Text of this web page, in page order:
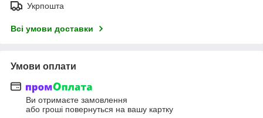
Укрпошта
Всі умови доставки
Умови оплати
Ви отримаєте замовлення
або гроші повернуться на вашу картку